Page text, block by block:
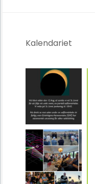
Kalendariet